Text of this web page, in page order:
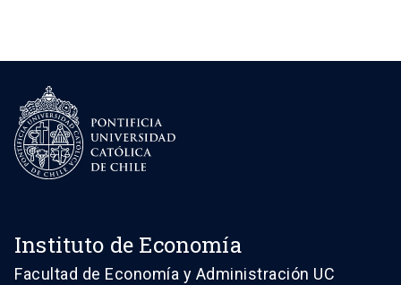
Instituto de Economía
Facultad de Economía y Administración UC